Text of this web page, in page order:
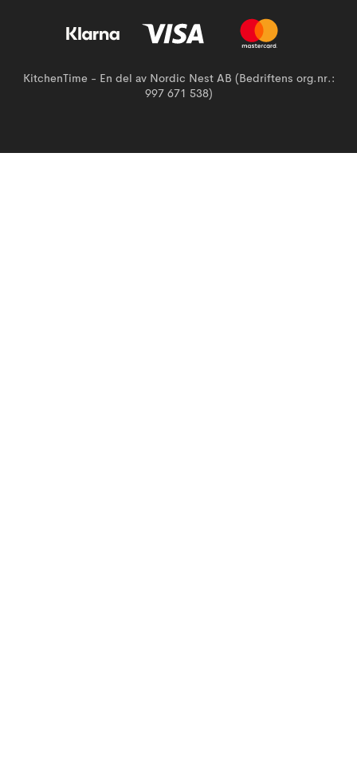
KitchenTime - En del av Nordic Nest AB (Bedriftens org.nr.:
997 671 538)